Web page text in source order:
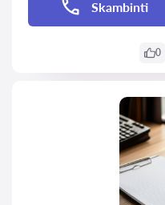
Skambinti
0